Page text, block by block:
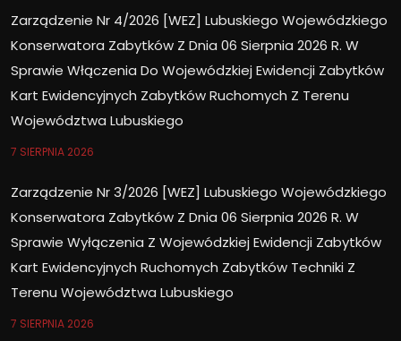
Zarządzenie Nr 4/2026 [WEZ] Lubuskiego Wojewódzkiego
Konserwatora Zabytków Z Dnia 06 Sierpnia 2026 R. W
Sprawie Włączenia Do Wojewódzkiej Ewidencji Zabytków
Kart Ewidencyjnych Zabytków Ruchomych Z Terenu
Województwa Lubuskiego
7 SIERPNIA 2026
Zarządzenie Nr 3/2026 [WEZ] Lubuskiego Wojewódzkiego
Konserwatora Zabytków Z Dnia 06 Sierpnia 2026 R. W
Sprawie Wyłączenia Z Wojewódzkiej Ewidencji Zabytków
Kart Ewidencyjnych Ruchomych Zabytków Techniki Z
Terenu Województwa Lubuskiego
7 SIERPNIA 2026